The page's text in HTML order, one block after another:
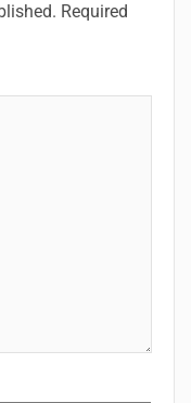
Required